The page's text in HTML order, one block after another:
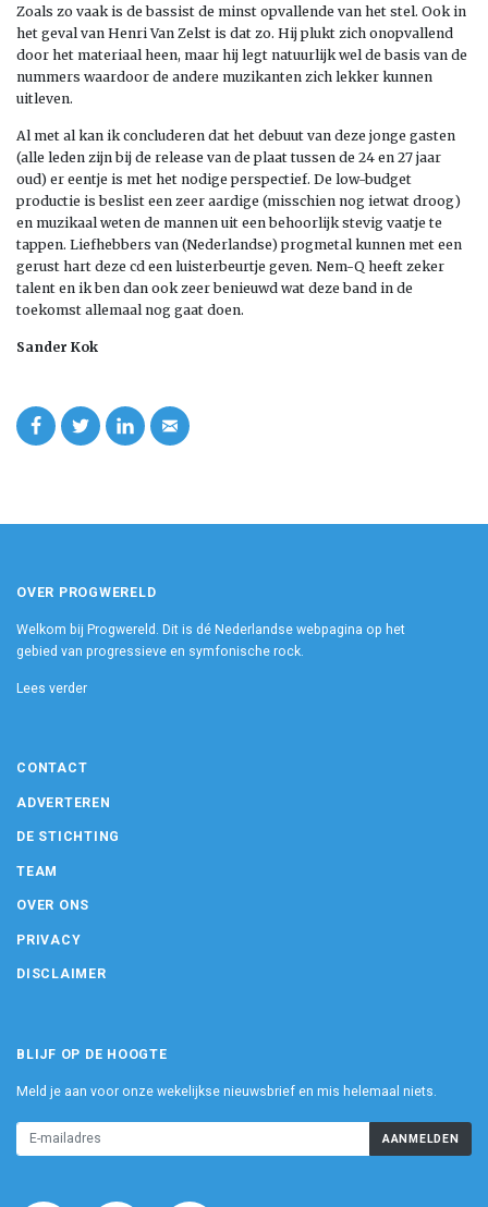
Zoals zo vaak is de bassist de minst opvallende van het stel. Ook in
het geval van Henri Van Zelst is dat zo. Hij plukt zich onopvallend
door het materiaal heen, maar hij legt natuurlijk wel de basis van de
nummers waardoor de andere muzikanten zich lekker kunnen
uitleven.
Al met al kan ik concluderen dat het debuut van deze jonge gasten
(alle leden zijn bij de release van de plaat tussen de 24 en 27 jaar
oud) er eentje is met het nodige perspectief. De low-budget
productie is beslist een zeer aardige (misschien nog ietwat droog)
en muzikaal weten de mannen uit een behoorlijk stevig vaatje te
tappen. Liefhebbers van (Nederlandse) progmetal kunnen met een
gerust hart deze cd een luisterbeurtje geven. Nem-Q heeft zeker
talent en ik ben dan ook zeer benieuwd wat deze band in de
toekomst allemaal nog gaat doen.
Sander Kok
OVER PROGWERELD
Welkom bij Progwereld. Dit is dé Nederlandse webpagina op het
gebied van progressieve en symfonische rock.
Lees verder
CONTACT
ADVERTEREN
DE STICHTING
TEAM
OVER ONS
PRIVACY
DISCLAIMER
BLIJF OP DE HOOGTE
Meld je aan voor onze wekelijkse nieuwsbrief en mis helemaal niets.
AANMELDEN